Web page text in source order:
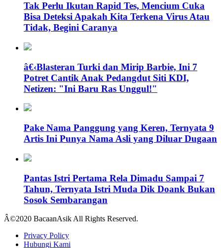
Tak Perlu Ikutan Rapid Tes, Mencium Cuka
Bisa Deteksi Apakah Kita Terkena Virus Atau
Tidak, Begini Caranya
â€‹Blasteran Turki dan Mirip Barbie, Ini 7
Potret Cantik Anak Pedangdut Siti KDI,
Netizen: "Ini Baru Ras Unggul!"
Pake Nama Panggung yang Keren, Ternyata 9
Artis Ini Punya Nama Asli yang Diluar Dugaan
Pantas Istri Pertama Rela Dimadu Sampai 7
Tahun, Ternyata Istri Muda Dik Doank Bukan
Sosok Sembarangan
Â©2020 BacaanAsik All Rights Reserved.
Privacy Policy
Hubungi Kami